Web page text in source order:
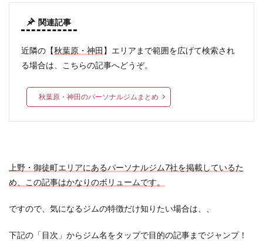
関連記事
近隣の【秋葉原・神田 】エリアまで範囲を広げて検索され
る場合は、こちらの記事へどうぞ。
秋葉原・神田のパーソナルジムまとめ
上野・御徒町エリアにあるパーソナルジム7社を掲載しているた
め、この記事はかなりのボリュームです。
ですので、気になるジムの特徴だけ知りたい場合は、、
下記の「目次」からジム名をタップで目的の記事までジャンプ！